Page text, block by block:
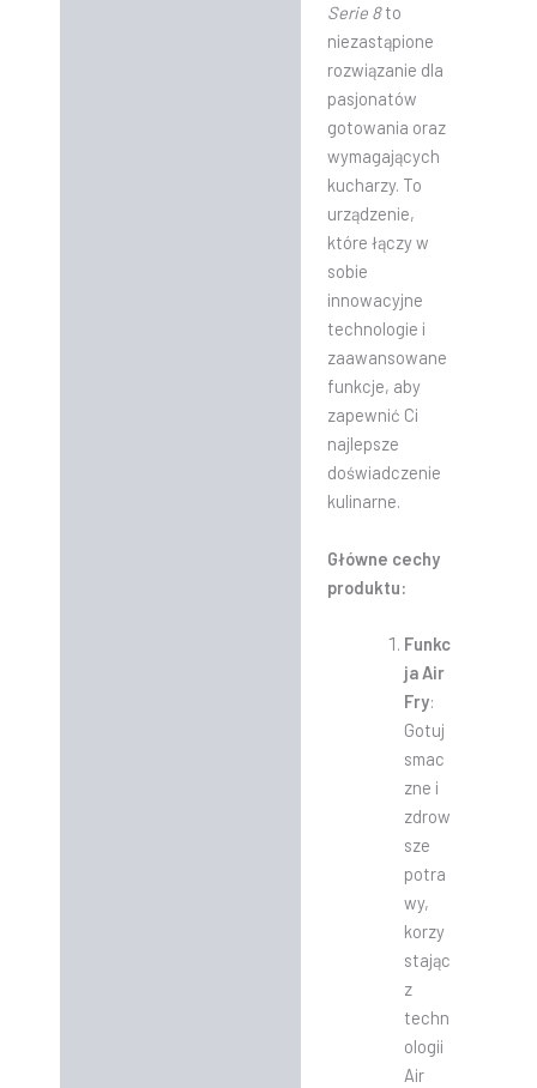
Serie 8to
niezastąpione
rozwiązanie dla
pasjonatów
gotowania oraz
wymagających
kucharzy. To
urządzenie,
które łączy w
sobie
innowacyjne
technologie i
zaawansowane
funkcje, aby
zapewnić Ci
najlepsze
doświadczenie
kulinarne.
Główne cechy
produktu:
Funkc
ja Air
Fry:
Gotuj
smac
zne i
zdrow
sze
potra
wy,
korzy
stając
z
techn
ologii
Air